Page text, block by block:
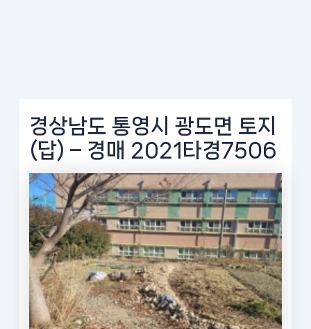
경상남도 통영시 광도면 토지
(답) – 경매 2021타경7506